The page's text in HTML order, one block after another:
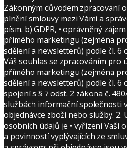
Zákonným důvodem zpracování
plnění smlouvy mezi Vámi a
písm. b) GDPR, • oprávněný
přímého marketingu (zejména
sdělení a newsletterů) podle čl. 6
Váš souhlas se zpracováním pro
přímého marketingu (zejména
sdělení a newsletterů) podle čl. 6
spojení s § 7 odst. 2 zákona č.
službách informační společnosti
objednávce zboží nebo služby. 2.
osobních údajů je • vyřízení Vaší
a povinností vyplývajících ze